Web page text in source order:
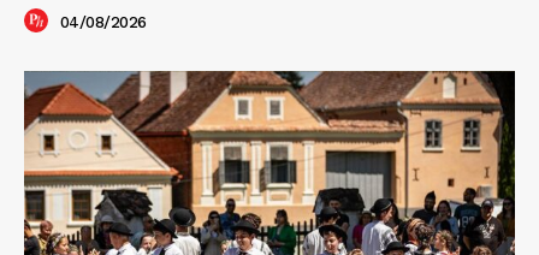
04/08/2026